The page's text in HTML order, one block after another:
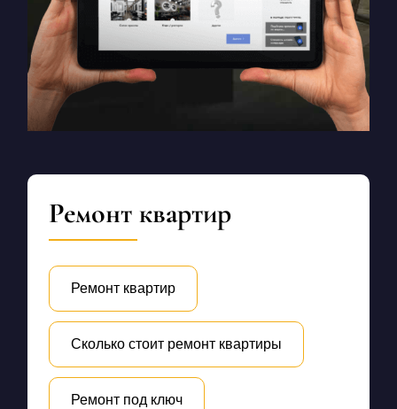
Ремонт квартир
Ремонт квартир
Сколько стоит ремонт квартиры
Ремонт под ключ